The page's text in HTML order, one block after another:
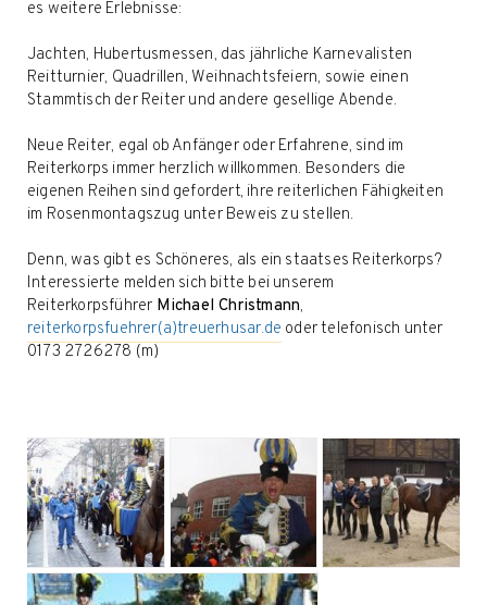
es weitere Erlebnisse:
Jachten, Hubertusmessen, das jährliche Karnevalisten
Reitturnier, Quadrillen, Weihnachtsfeiern, sowie einen
Stammtisch der Reiter und andere gesellige Abende.
Neue Reiter, egal ob Anfänger oder Erfahrene, sind im
Reiterkorps immer herzlich willkommen. Besonders die
eigenen Reihen sind gefordert, ihre reiterlichen Fähigkeiten
im Rosenmontagszug unter Beweis zu stellen.
Denn, was gibt es Schöneres, als ein staatses Reiterkorps?
Interessierte melden sich bitte bei unserem
Reiterkorpsführer Michael Christmann,
reiterkorpsfuehrer(a)treuerhusar.de oder telefonisch unter
0173 2726278 (m)